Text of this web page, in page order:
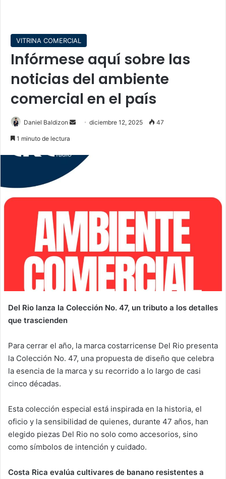
VITRINA COMERCIAL
Infórmese aquí sobre las
noticias del ambiente
comercial en el país
Daniel Baldizon
Senddiciembre 12, 2025 47
1 minuto de lectura
Del Rio lanza la Colección No. 47, un tributo a los detalles
que trascienden
Para cerrar el año, la marca costarricense Del Rio presenta
la Colección No. 47, una propuesta de diseño que celebra
la esencia de la marca y su recorrido a lo largo de casi
cinco décadas.
Esta colección especial está inspirada en la historia, el
oficio y la sensibilidad de quienes, durante 47 años, han
elegido piezas Del Rio no solo como accesorios, sino
como símbolos de intención y cuidado.
Costa Rica evalúa cultivares de banano resistentes a